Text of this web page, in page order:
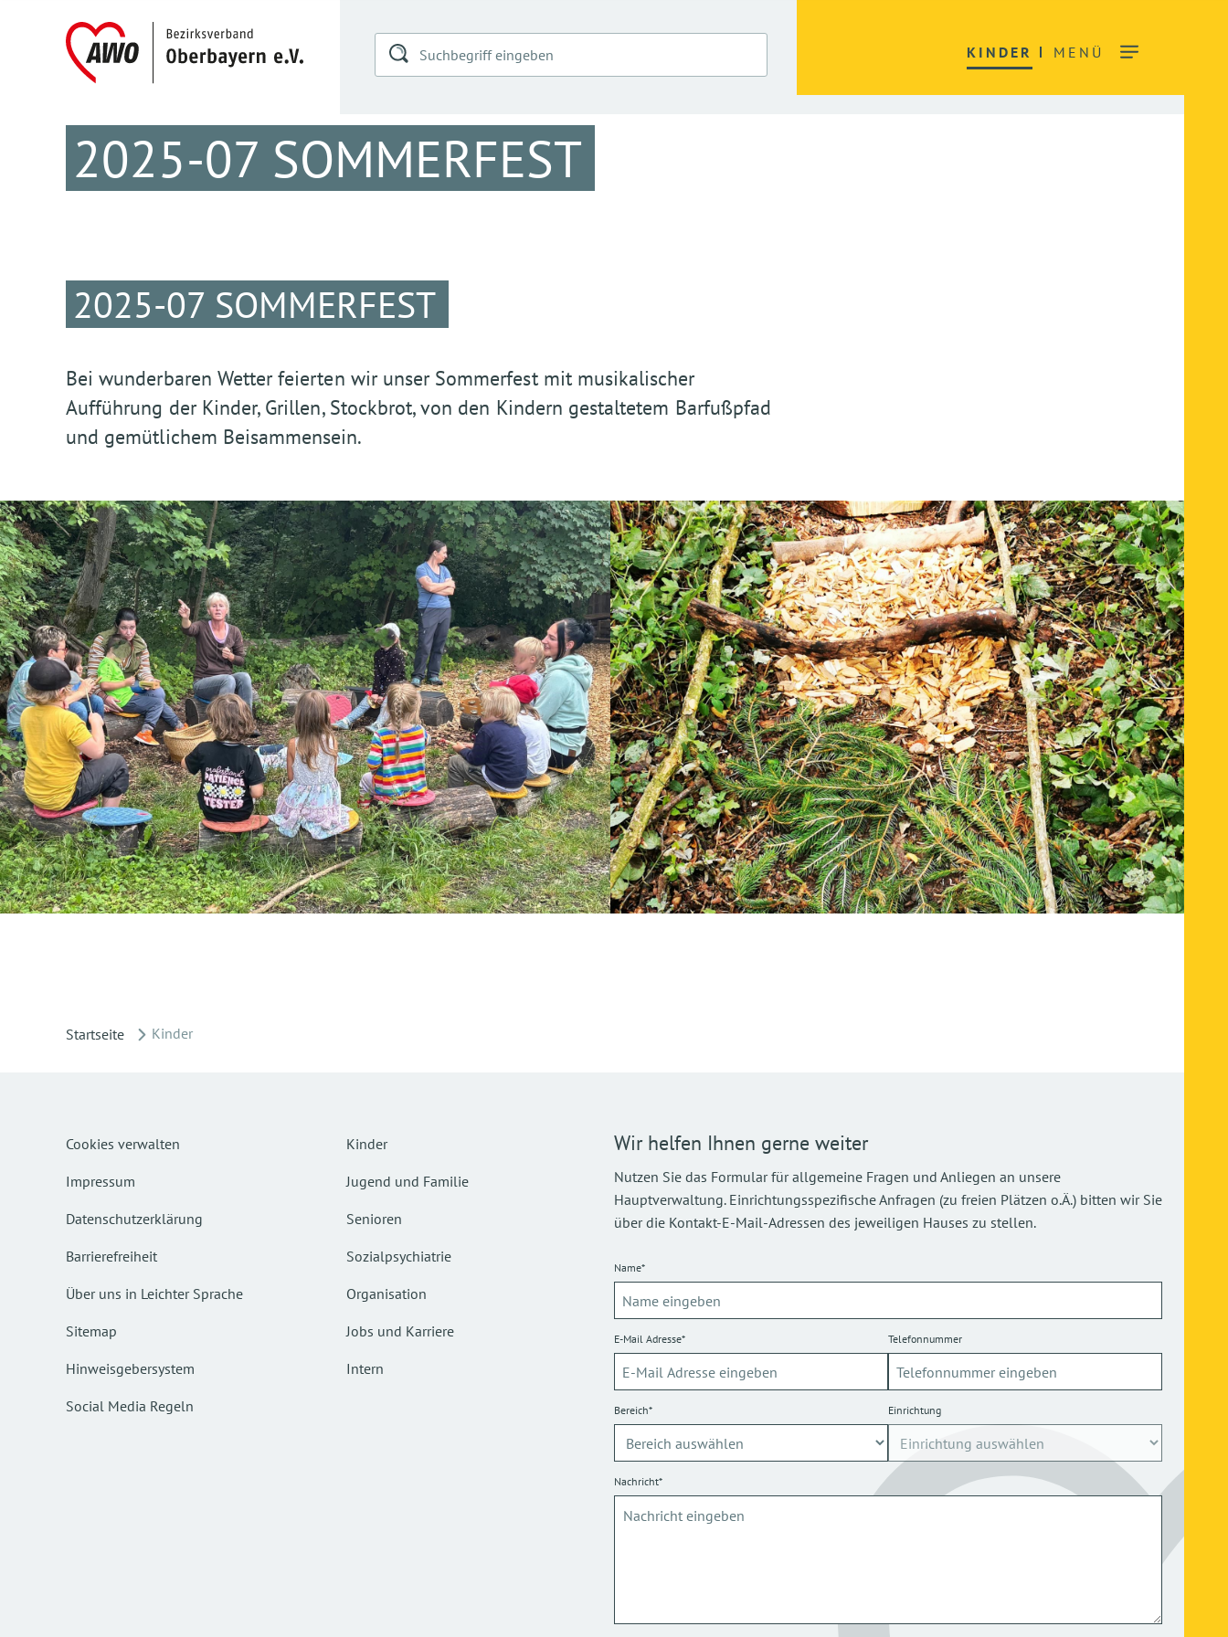
KINDER MENÜ
2025-07 SOMMERFEST
2025-07 SOMMERFEST
Bei wunderbaren Wetter feierten wir unser Sommerfest mit musikalischer
Aufführung der Kinder, Grillen, Stockbrot, von den Kindern gestaltetem Barfußpfad
und gemütlichem Beisammensein.
Startseite Kinder
Cookies verwalten
Impressum
Datenschutzerklärung
Barrierefreiheit
Über uns in Leichter Sprache
Sitemap
Hinweisgebersystem
Social Media Regeln
Kinder
Jugend und Familie
Senioren
Sozialpsychiatrie
Organisation
Jobs und Karriere
Intern
Wir helfen Ihnen gerne weiter
Nutzen Sie das Formular für allgemeine Fragen und Anliegen an unsere
Hauptverwaltung. Einrichtungsspezifische Anfragen (zu freien Plätzen o.Ä.) bitten wir Sie
über die Kontakt-E-Mail-Adressen des jeweiligen Hauses zu stellen.
Name*
E-Mail Adresse* Telefonnummer
Bereich* Einrichtung
Nachricht*